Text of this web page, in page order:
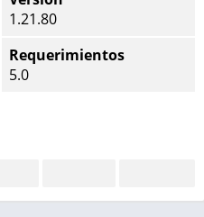
1.21.80
Requerimientos
5.0